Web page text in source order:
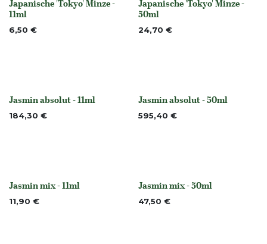
Nicht vorrättig
Japanische 'Tokyo' Minze -
11ml
6,50 € Nicht vorrättig
Japanische 'Tokyo' Minze -
50ml
24,70 €
None
Jasmin absolut - 11ml
184,30 € None
Jasmin absolut - 50ml
595,40 €
None
Jasmin mix - 11ml
11,90 € None
Jasmin mix - 50ml
47,50 €